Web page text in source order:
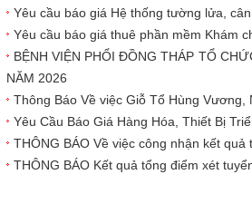
Yêu cầu báo giá Hệ thống tường lửa,
Yêu cầu báo giá thuê phần mềm Khám
BỆNH VIỆN PHỔI ĐỒNG THÁP TỔ
NĂM 2026
Thông Báo Về việc Giỗ Tổ Hùng
Yêu Cầu Báo Giá Hàng Hóa, Thiết Bị
THÔNG BÁO Về việc công nhận kết
THÔNG BÁO Kết quả tổng điểm xét